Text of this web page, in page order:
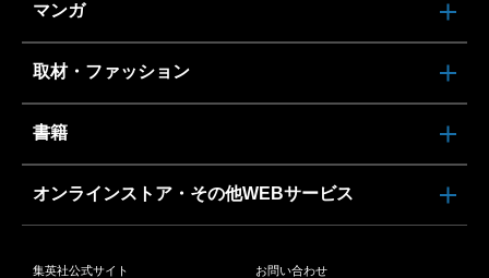
マンガ
取材・ファッション
書籍
オンラインストア・その他WEBサービス
集英社公式サイト お問い合わせ